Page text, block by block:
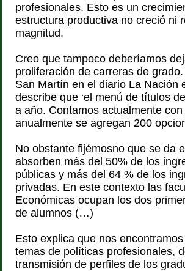
profesionales. Esto es un
estructura productiva no creció ni
magnitud.
Creo que tampoco deberíamos
proliferación de carreras de
San Martín en el diario La Nación
describe que ‘el menú de títulos
a año. Contamos actualmente
anualmente se agregan 200
No obstante fijémosno que se da
absorben más del 50% de los
públicas y más del 64 % de los
privadas. En este contexto las
Económicas ocupan los dos
de alumnos (…)
Esto explica que nos
temas de políticas profesionales,
transmisión de perfiles de los